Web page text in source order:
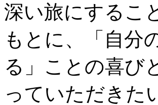
深い旅にするこ
もとに、「自分
る」ことの喜び
っていただきた